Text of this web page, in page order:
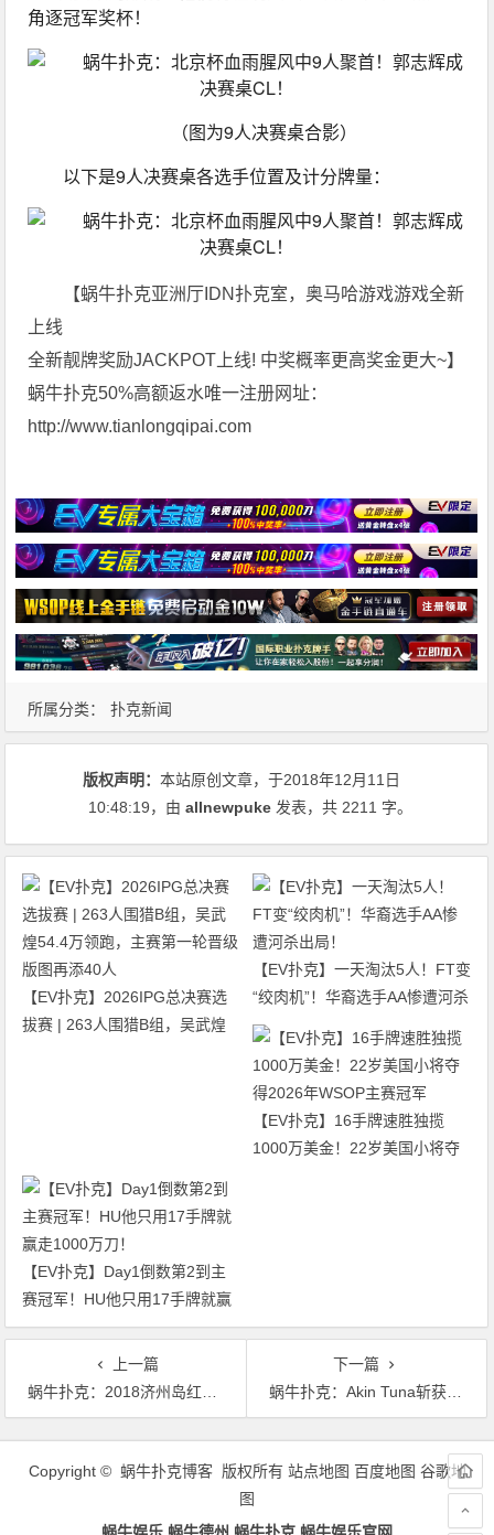
角逐冠军奖杯！
（图为9人决赛桌合影）
以下是9人决赛桌各选手位置及计分牌量：
【蜗牛扑克亚洲厅IDN扑克室，奥马哈游戏游戏全新
上线
全新靓牌奖励JACKPOT上线! 中奖概率更高奖金更大~】
蜗牛扑克50%高额返水唯一注册网址：
http://www.tianlongqipai.com
所属分类： 扑克新闻
版权声明：本站原创文章，于2018年12月11日
10:48:19，由allnewpuke 发表，共 2211 字。
【EV扑克】2026IPG总决赛选
拔赛 | 263人围猎B组，吴武煌
【EV扑克】一天淘汰5人！FT变
“绞肉机”！华裔选手AA惨遭河杀
出局！
【EV扑克】16手牌速胜独揽
1000万美金！22岁美国小将夺
【EV扑克】Day1倒数第2到主
赛冠军！HU他只用17手牌就赢
走1000万刀！
上一篇
蜗牛扑克：2018济州岛红龙杯落幕中国玩家施岳春成功夺龙
下一篇
蜗牛扑克：Akin Tuna斩获EPT布拉格站€10,300豪客冠军，入账€125,330！
文
Copyright © 蜗牛扑克博客 版权所有 站点地图 百度地图 谷歌地
图